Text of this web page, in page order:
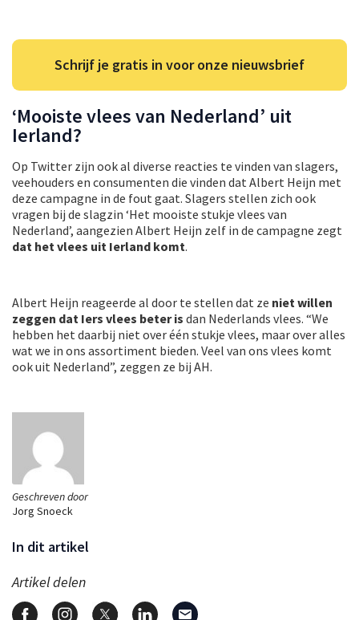
Geschreven door
Jorg Snoeck
In dit artikel
Artikel delen
Schrijf je gratis in voor onze nieuwsbrief
‘Mooiste vlees van Nederland’ uit
Ierland?
Op Twitter zijn ook al diverse reacties te vinden van slagers,
veehouders en consumenten die vinden dat Albert Heijn met
deze campagne in de fout gaat. Slagers stellen zich ook
vragen bij de slagzin ‘Het mooiste stukje vlees van
Nederland’, aangezien Albert Heijn zelf in de campagne zegt
dat het vlees uit Ierland komt.
Albert Heijn reageerde al door te stellen dat ze niet willen
zeggen dat Iers vlees beter is dan Nederlands vlees. “We
hebben het daarbij niet over één stukje vlees, maar over alles
wat we in ons assortiment bieden. Veel van ons vlees komt
ook uit Nederland”, zeggen ze bij AH.